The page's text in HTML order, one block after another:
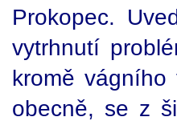
Prokopec.
vytrhnutí
kromě
obecně, se z